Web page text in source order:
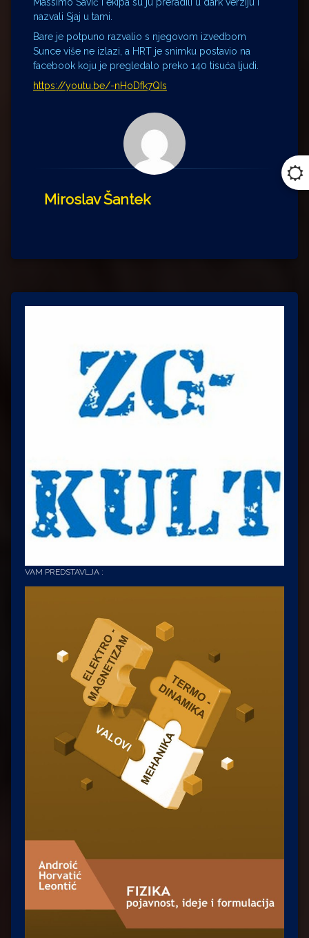
nazvali Sjaj u tami.
Bare je potpuno razvalio s njegovom izvedbom
Sunce više ne izlazi, a HRT je snimku postavio na
facebook koju je pregledalo preko 140 tisuća ljudi.
https://youtu.be/-nHoDfk7QIs
Miroslav Šantek
VAM PREDSTAVLJA :